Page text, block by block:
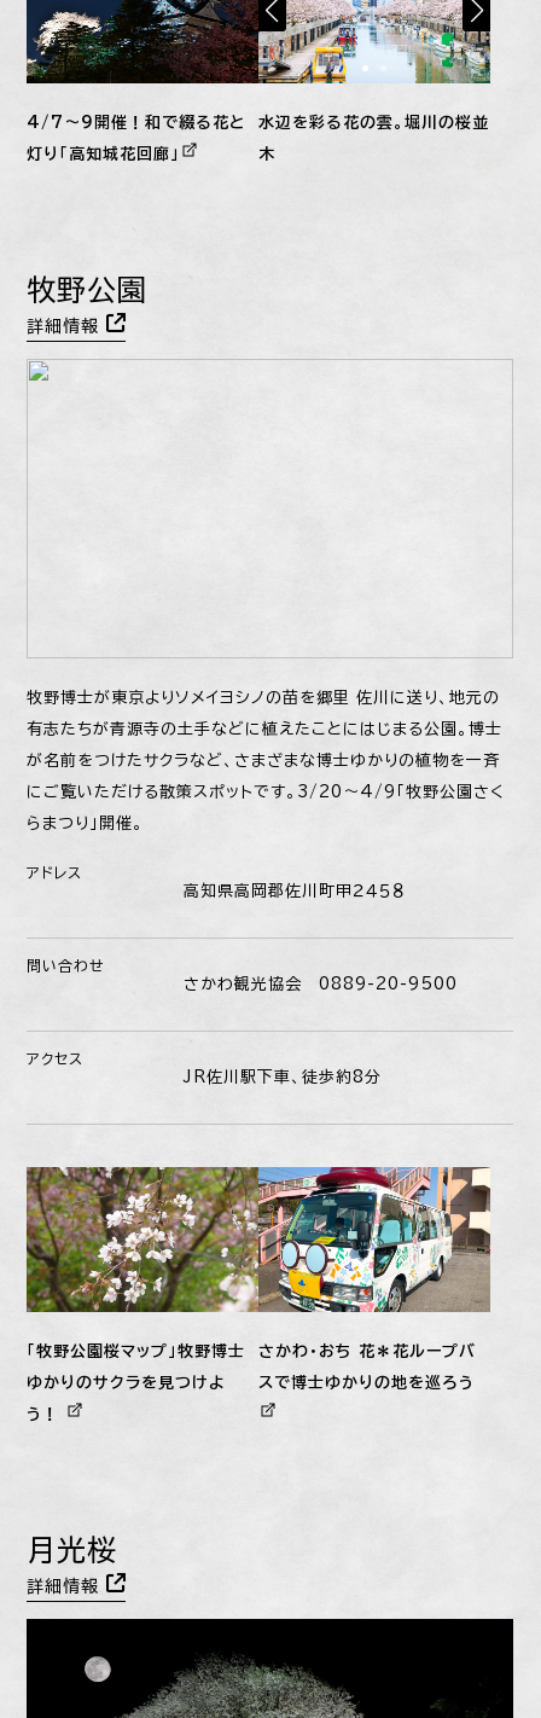
4/7〜9開催！和で綴る花と
灯り「高知城花回廊」
水辺を彩る花の雲。堀川の桜並
木
牧野公園
詳細情報
牧野博士が東京よりソメイヨシノの苗を郷里 佐川に送り、地元の
有志たちが青源寺の土手などに植えたことにはじまる公園。博士
が名前をつけたサクラなど、さまざまな博士ゆかりの植物を一斉
にご覧いただける散策スポットです。3/20〜4/9「牧野公園さく
らまつり」開催。
アドレス
高知県高岡郡佐川町甲２４５８
問い合わせ
さかわ観光協会 0889-20-9500
アクセス
JR佐川駅下車、徒歩約8分
「牧野公園桜マップ」牧野博士
ゆかりのサクラを見つけよ
う！
さかわ・おち 花＊花ループバ
スで博士ゆかりの地を巡ろう
月光桜
詳細情報